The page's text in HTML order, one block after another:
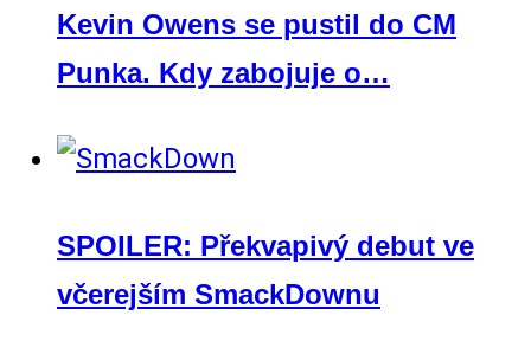
Kevin Owens se pustil do CM
Punka. Kdy zabojuje o…
SPOILER: Překvapivý debut ve
včerejším SmackDownu